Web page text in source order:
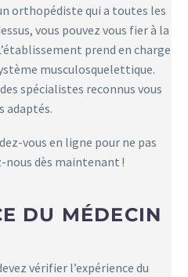
DU MÉDECIN
vérifier l’expérience du
orthopédiste qui a toutes les
vous pouvez vous fier à la
prend en charge
musculosquelettique.
spécialistes reconnus vous
adaptés.
vous en ligne pour ne pas
nous dès maintenant !